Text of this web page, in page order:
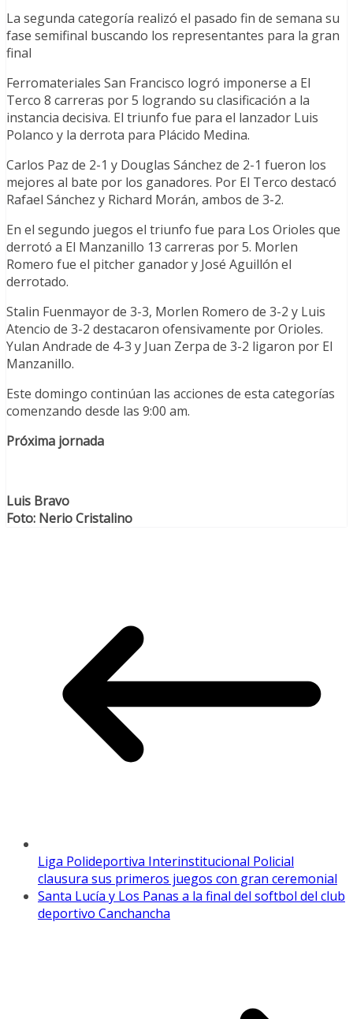
La segunda categoría realizó el pasado fin de semana su
fase semifinal buscando los representantes para la gran
final
Ferromateriales San Francisco logró imponerse a El
Terco 8 carreras por 5 logrando su clasificación a la
instancia decisiva. El triunfo fue para el lanzador Luis
Polanco y la derrota para Plácido Medina.
Carlos Paz de 2-1 y Douglas Sánchez de 2-1 fueron los
mejores al bate por los ganadores. Por El Terco destacó
Rafael Sánchez y Richard Morán, ambos de 3-2.
En el segundo juegos el triunfo fue para Los Orioles que
derrotó a El Manzanillo 13 carreras por 5. Morlen
Romero fue el pitcher ganador y José Aguillón el
derrotado.
Stalin Fuenmayor de 3-3, Morlen Romero de 3-2 y Luis
Atencio de 3-2 destacaron ofensivamente por Orioles.
Yulan Andrade de 4-3 y Juan Zerpa de 3-2 ligaron por El
Manzanillo.
Este domingo continúan las acciones de esta categorías
comenzando desde las 9:00 am.
Próxima jornada
Luis Bravo
Foto: Nerio Cristalino
Liga Polideportiva Interinstitucional Policial
clausura sus primeros juegos con gran ceremonial
Santa Lucía y Los Panas a la final del softbol del club
deportivo Canchancha